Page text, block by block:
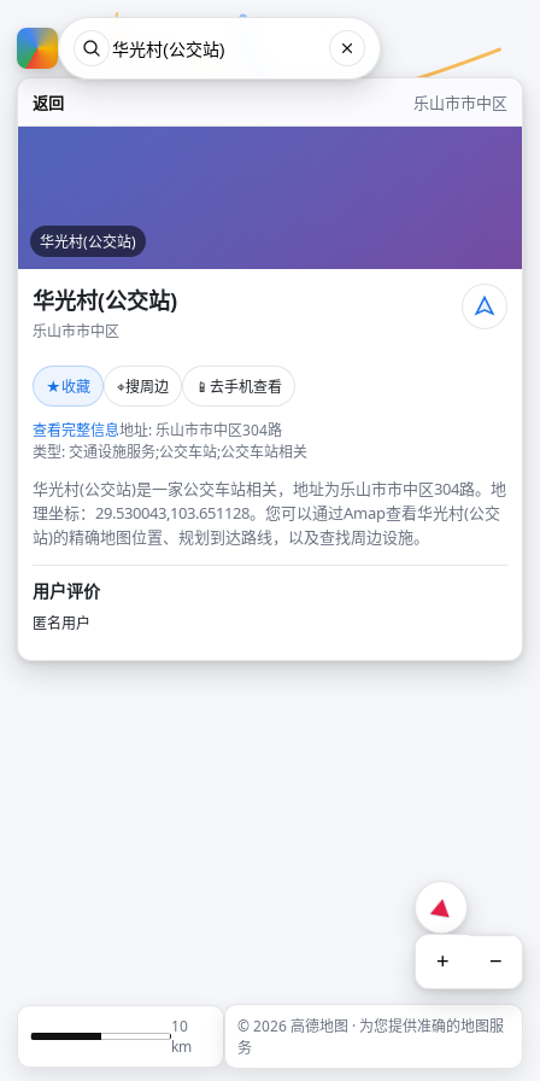
返回 乐山市市中区
华光村(公交站)
华光村(公交站)
乐山市市中区
★收藏 ⌖搜周边 📱 去手机查看
查看完整信息地址: 乐山市市中区304路
类型: 交通设施服务;公交车站;公交车站相关
华光村(公交站)是一家公交车站相关，地址为乐山市市中区304路。地
理坐标：29.530043,103.651128。您可以通过Amap查看华光村(公交
站)的精确地图位置、规划到达路线，以及查找周边设施。
用户评价
匿名用户
+ −
10
km
© 2026 高德地图 · 为您提供准确的地图服
务